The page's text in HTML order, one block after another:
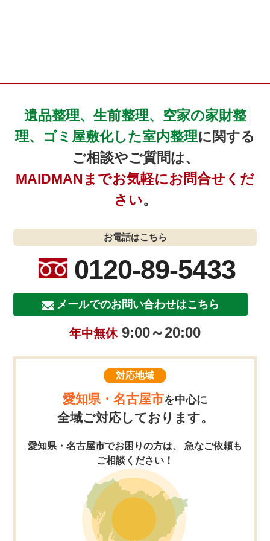
遺品整理、生前整理、空家の家財整
理、ゴミ屋敷化した室内整理に関する
ご相談やご質問は、
MAIDMANまでお気軽にお問合せくだ
さい。
お電話はこちら
0120-89-5433
メールでのお問い合わせはこちら
年中無休9:00～20:00
対応地域
愛知県・名古屋市を中心に
全域ご対応しております。
愛知県・名古屋市でお困りの方は、 急なご依頼も
ご相談ください！